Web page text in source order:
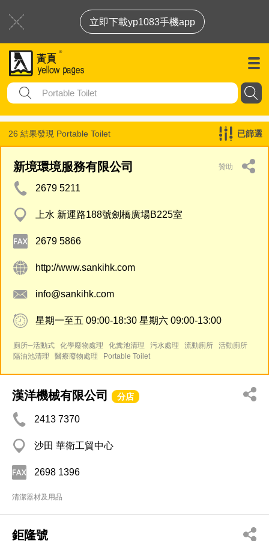
立即下載yp1083手機app
26 結果發現 Portable Toilet 已篩選
新境環境服務有限公司 贊助
2679 5211
上水 新運路188號劍橋廣場B225室
2679 5866
http://www.sankihk.com
info@sankihk.com
星期一至五 09:00-18:30 星期六 09:00-13:00
廁所─活動式 化學廢物處理 化糞池清理 污水處理 流動廁所
活動廁所
隔油池清理
醫療廢物處理 Portable Toilet
漢洋機械有限公司 分店
2413 7370
沙田 華衛工貿中心
2698 1396
清潔器材及用品
鉅隆號